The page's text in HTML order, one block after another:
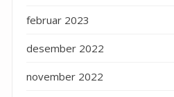
februar 2023
desember 2022
november 2022